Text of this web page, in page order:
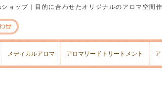
ョップ｜目的に合わせたオリジナルのアロマ空間作
スキップ
メディカルアロマ アロマリードトリートメント